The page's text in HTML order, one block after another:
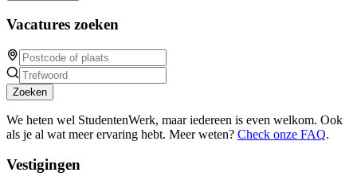
Vacatures zoeken
Zoeken
We heten wel StudentenWerk, maar iedereen is even welkom. Ook
als je al wat meer ervaring hebt. Meer weten? Check onze FAQ.
Vestigingen